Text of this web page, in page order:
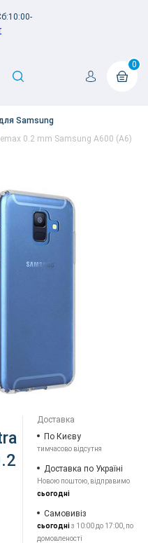
0
Samsung
0.2 mm Samsung A600 (A6)
Доставка
По Києву
тимчасово відсутня
Доставка по Україні
Новою поштою, відправимо
сьогодні
Самовивіз
сьогодніз 10:00 до 17:00, по
домовленості